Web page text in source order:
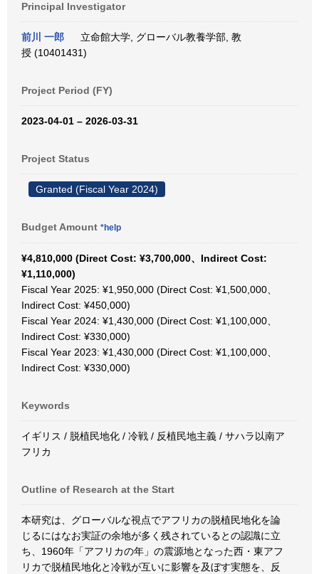
Principal Investigator
前川 一郎
立命館大学, グローバル教養学部, 教
授 (10401431)
Project Period (FY)
2023-04-01 – 2026-03-31
Project Status
Granted (Fiscal Year 2024)
Budget Amount *help
¥4,810,000 (Direct Cost: ¥3,700,000、Indirect Cost:
¥1,110,000)
Fiscal Year 2025: ¥1,950,000 (Direct Cost: ¥1,500,000、
Indirect Cost: ¥450,000)
Fiscal Year 2024: ¥1,430,000 (Direct Cost: ¥1,100,000、
Indirect Cost: ¥330,000)
Fiscal Year 2023: ¥1,430,000 (Direct Cost: ¥1,100,000、
Indirect Cost: ¥330,000)
Keywords
イギリス / 脱植民地化 / 冷戦 / 反植民地主義 / サハラ以南ア
フリカ
Outline of Research at the Start
本研究は、グローバルな視点でアフリカの脱植民地化を論
じるにはなお実証の余地が多く残されているとの認識に立
ち、1960年「アフリカの年」の震源地となった西・東アフ
リカで脱植民地化と冷戦が互いに影響を及ぼす実態を、反